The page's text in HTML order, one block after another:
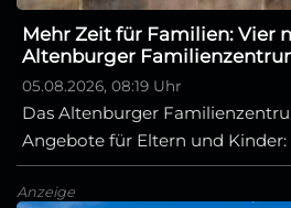
Mehr Zeit für Familien: Vier
Altenburger
05.08.2026, 08:19 Uhr
Das Altenburger
Angebote für Eltern und Kinder:
Anzeige